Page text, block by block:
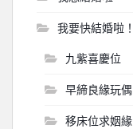
我要快結婚啦！
九紫喜慶位
早締良緣玩偶
移床位求姻緣